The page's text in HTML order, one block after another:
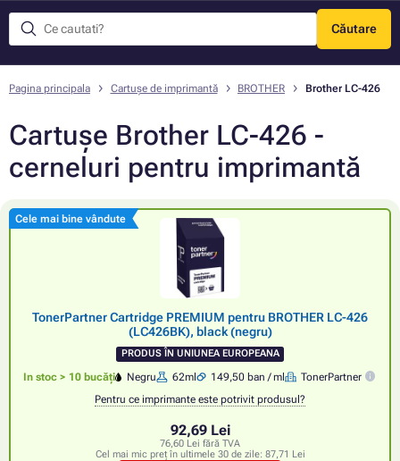
Căutare
Meniu
Pagina principala Cartușe de imprimantă BROTHER Brother LC-426
Cartușe Brother LC-426 -
cerneluri pentru imprimantă
Cele mai bine vândute
TonerPartner Cartridge PREMIUM pentru BROTHER LC-426
(LC426BK), black (negru)
PRODUS ÎN UNIUNEA EUROPEANA
In stoc > 10 bucăți Negru 62ml 149,50 ban / ml
TonerPartner
Pentru ce imprimante este potrivit produsul?
92,69 Lei
76,60 Lei fără TVA
Cel mai mic preț în ultimele 30 de zile: 87,71 Lei